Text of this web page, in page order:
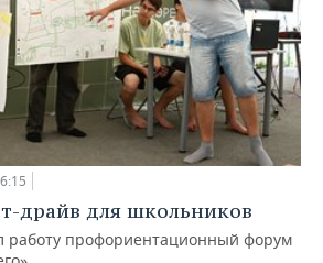
драйв для школьников
работу профориентационный форум